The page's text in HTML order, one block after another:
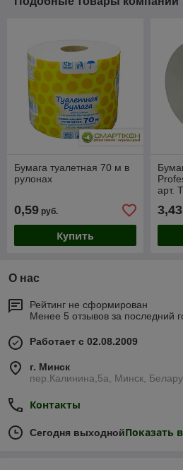
Бумага туалетная 70 м в
рулонах
0,59 руб.
Купить
арт.
3,43
О нас
Рейтинг не сформирован
Менее 5 отзывов за последний
Работает с 02.08.2009
г. Минск
пер.Калинина,5а, Минск,
Контакты
Сегодня выходнойПоказать